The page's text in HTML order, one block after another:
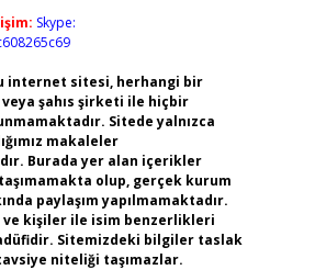
Skype:
internet sitesi, herhangi bir
şahıs şirketi ile hiçbir
Sitede yalnızca
makaleler
Burada yer alan içerikler
olup, gerçek kurum
paylaşım yapılmamaktadır.
ve kişiler ile isim benzerlikleri
Sitemizdeki bilgiler taslak
niteliği taşımazlar.